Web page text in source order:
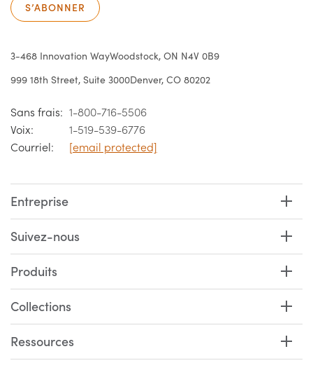
S’ABONNER
3-468 Innovation WayWoodstock, ON N4V 0B9
999 18th Street, Suite 3000Denver, CO 80202
Sans frais: 1-800-716-5506
Voix:
1-519-539-6776
Courriel:
[email protected]
Entreprise
Suivez-nous
Produits
Collections
Ressources